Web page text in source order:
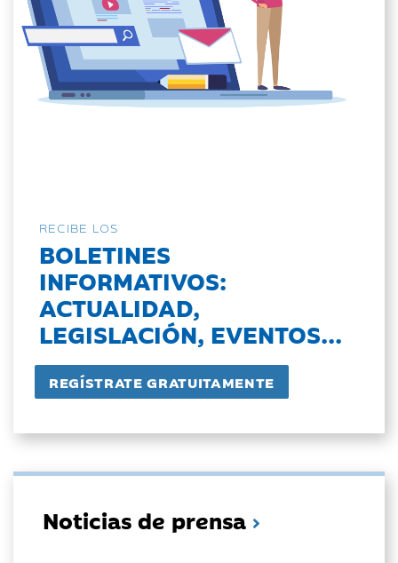
RECIBE LOS
BOLETINES
INFORMATIVOS:
ACTUALIDAD,
LEGISLACIÓN, EVENTOS...
Noticias de prensa